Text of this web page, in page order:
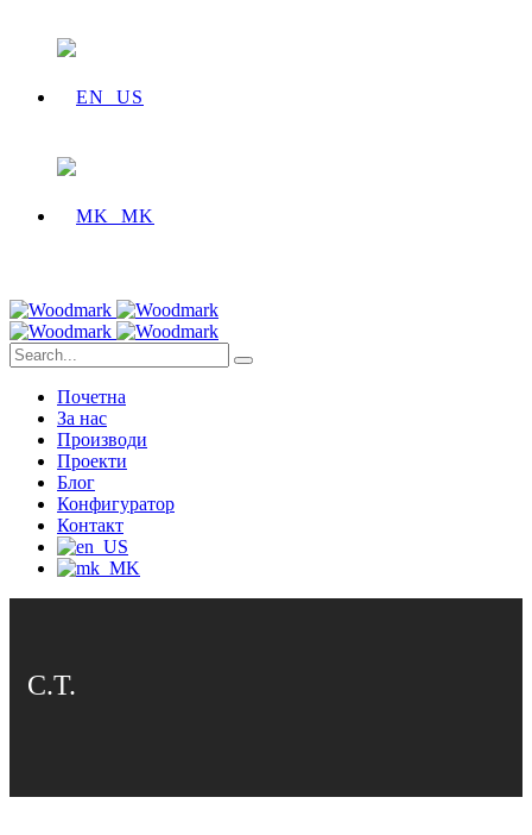
Почетна
За нас
Производи
Проекти
Блог
Конфигуратор
Контакт
С.Т.